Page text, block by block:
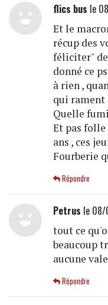
flics bus le
Et le
récup des
féliciter"
donné ce
à rien ,
qui rament
Quelle
Et pas folle
ans , ces
Fourberie
Répondre
Petrus le 08/
tout ce
beaucoup
aucune
Répondre